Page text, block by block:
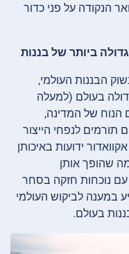
הנקודה על פני כדור
הבננות העולמי,
בעולם (למעלה
הנוח של המדינה,
תורמים לנפחי הייצור
ידועות באיכותן
שהופך אותן
עם נוכחות חזקה בסחר
במענה לביקוש העולמי
בעולם.